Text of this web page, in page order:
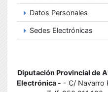
Datos Personales
Sedes Electrónicas
Diputación Provincial de
Electrónica - - C/ Navarro